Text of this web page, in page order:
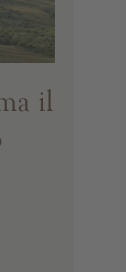
il